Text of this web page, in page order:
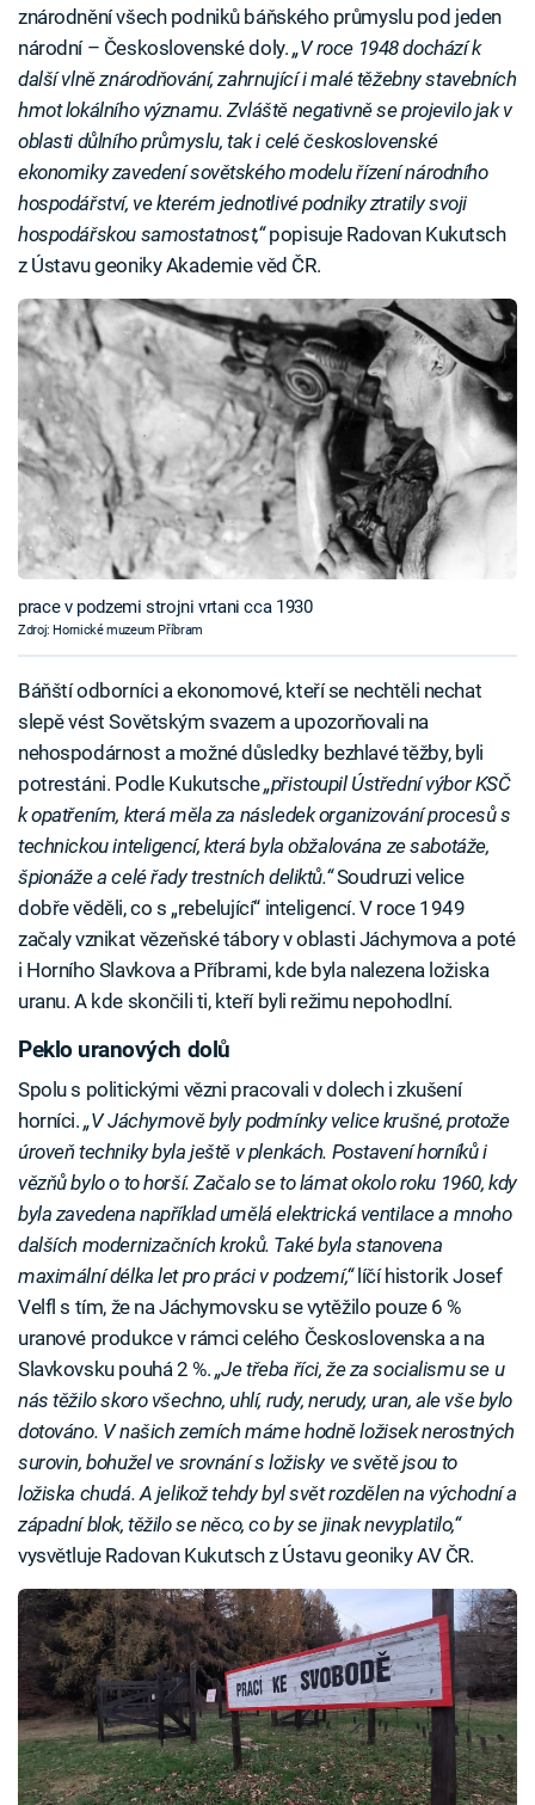
znárodnění všech podniků báňského průmyslu pod jeden
národní – Československé doly. „V roce 1948 dochází k
další vlně znárodňování, zahrnující i malé těžebny stavebních
hmot lokálního významu. Zvláště negativně se projevilo jak v
oblasti důlního průmyslu, tak i celé československé
ekonomiky zavedení sovětského modelu řízení národního
hospodářství, ve kterém jednotlivé podniky ztratily svoji
hospodářskou samostatnost,“popisuje Radovan Kukutsch
z Ústavu geoniky Akademie věd ČR.
prace v podzemi strojni vrtani cca 1930
Zdroj: Hornické muzeum Příbram
Báňští odborníci a ekonomové, kteří se nechtěli nechat
slepě vést Sovětským svazem a upozorňovali na
nehospodárnost a možné důsledky bezhlavé těžby, byli
potrestáni. Podle Kukutsche„přistoupil Ústřední výbor KSČ
k opatřením, která měla za následek organizování procesů s
technickou inteligencí, která byla obžalována ze sabotáže,
špionáže a celé řady trestních deliktů.“Soudruzi velice
dobře věděli, co s „rebelující“ inteligencí. V roce 1949
začaly vznikat vězeňské tábory v oblasti Jáchymova a poté
i Horního Slavkova a Příbrami, kde byla nalezena ložiska
uranu. A kde skončili ti, kteří byli režimu nepohodlní.
Peklo uranových dolů
Spolu s politickými vězni pracovali v dolech i zkušení
horníci.„V Jáchymově byly podmínky velice krušné, protože
úroveň techniky byla ještě v plenkách. Postavení horníků i
vězňů bylo o to horší. Začalo se to lámat okolo roku 1960, kdy
byla zavedena například umělá elektrická ventilace a mnoho
dalších modernizačních kroků. Také byla stanovena
maximální délka let pro práci v podzemí,“líčí historik Josef
Velfl s tím, že na Jáchymovsku se vytěžilo pouze 6 %
uranové produkce v rámci celého Československa a na
Slavkovsku pouhá 2 %. „Je třeba říci, že za socialismu se u
nás těžilo skoro všechno, uhlí, rudy, nerudy, uran, ale vše bylo
dotováno. V našich zemích máme hodně ložisek nerostných
surovin, bohužel ve srovnání s ložisky ve světě jsou to
ložiska chudá. A jelikož tehdy byl svět rozdělen na východní a
západní blok, těžilo se něco, co by se jinak nevyplatilo,“
vysvětluje Radovan Kukutsch z Ústavu geoniky AV ČR.